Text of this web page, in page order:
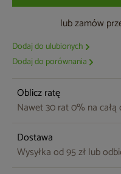
lub zamów
Dodaj do ulubionych
Dodaj do porównania
Oblicz ratę
Nawet 30 rat 0% na
Dostawa
Wysyłka od 95 zł lub